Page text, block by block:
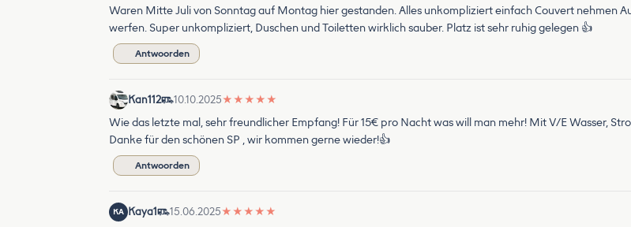
Waren Mitte Juli von Sonntag auf Montag hier gestanden. Alles unkompliziert einfach Couvert nehmen
werfen. Super unkompliziert, Duschen und Toiletten wirklich sauber. Platz ist sehr ruhig gelegen 👍
Antwoorden
Kan112 10.10.2025★ ★ ★ ★ ★
Wie das letzte mal, sehr freundlicher Empfang! Für 15€ pro Nacht was will man mehr! Mit V/E Wasser,
Danke für den schönen SP , wir kommen gerne wieder!👍
Antwoorden
KA Kaya1 15.06.2025★ ★ ★ ★ ★